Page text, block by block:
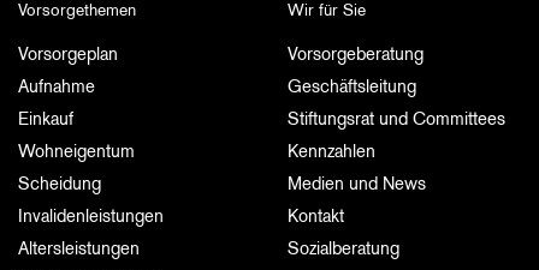
Vorsorgethemen
Vorsorgeplan
Aufnahme
Einkauf
Wohneigentum
Scheidung
Invalidenleistungen
Altersleistungen
Wir für Sie
Vorsorgeberatung
Geschäftsleitung
Stiftungsrat und Committees
Kennzahlen
Medien und News
Kontakt
Sozialberatung